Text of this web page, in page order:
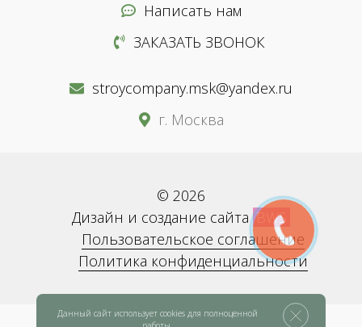
Написать нам
ЗАКАЗАТЬ ЗВОНОК
stroycompany.msk@yandex.ru
г. Москва
© 2026
Дизайн и создание сайтаBWS
Пользовательское соглашение
Политика конфиденциальности
Данный сайт использует cookies для полноценной